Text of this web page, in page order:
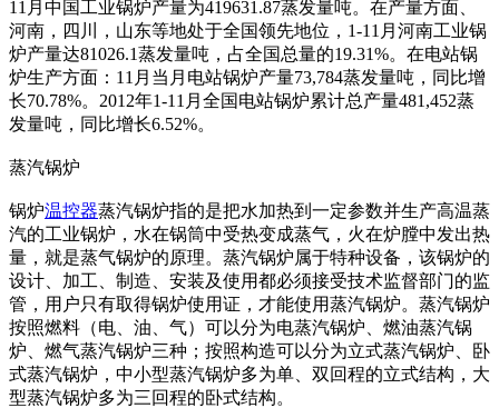
11月中国工业锅炉产量为419631.87蒸发量吨。在产量方面、
河南，四川，山东等地处于全国领先地位，1-11月河南工业锅
炉产量达81026.1蒸发量吨，占全国总量的19.31%。在电站锅
炉生产方面：11月当月电站锅炉产量73,784蒸发量吨，同比增
长70.78%。2012年1-11月全国电站锅炉累计总产量481,452蒸
发量吨，同比增长6.52%。
蒸汽锅炉
锅炉温控器蒸汽锅炉指的是把水加热到一定参数并生产高温蒸
汽的工业锅炉，水在锅筒中受热变成蒸气，火在炉膛中发出热
量，就是蒸气锅炉的原理。蒸汽锅炉属于特种设备，该锅炉的
设计、加工、制造、安装及使用都必须接受技术监督部门的监
管，用户只有取得锅炉使用证，才能使用蒸汽锅炉。蒸汽锅炉
按照燃料（电、油、气）可以分为电蒸汽锅炉、燃油蒸汽锅
炉、燃气蒸汽锅炉三种；按照构造可以分为立式蒸汽锅炉、卧
式蒸汽锅炉，中小型蒸汽锅炉多为单、双回程的立式结构，大
型蒸汽锅炉多为三回程的卧式结构。